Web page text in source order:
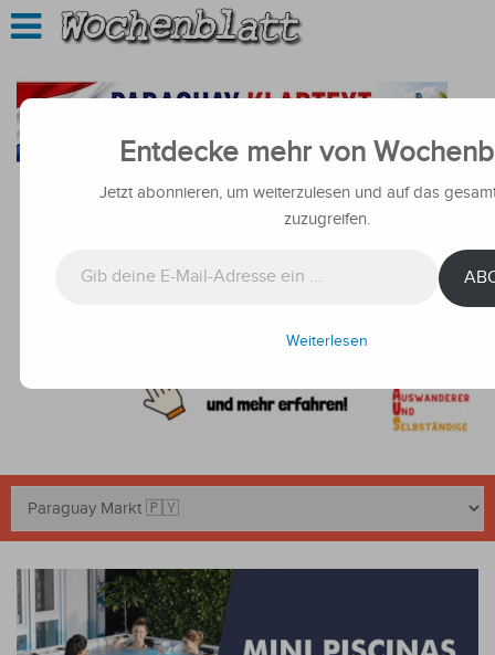
Entdecke mehr von
Jetzt abonnieren, um weiterzulesen und auf das
zuzugreifen.
Weiterlesen